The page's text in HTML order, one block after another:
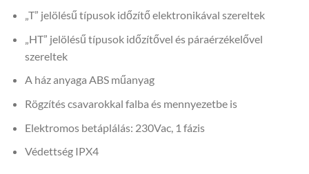
„T” jelölésű típusok időzítő elektronikával szereltek
„HT” jelölésű típusok időzítővel és páraérzékelővel
szereltek
A ház anyaga ABS műanyag
Rögzítés csavarokkal falba és mennyezetbe is
Elektromos betáplálás: 230Vac, 1 fázis
Védettség IPX4